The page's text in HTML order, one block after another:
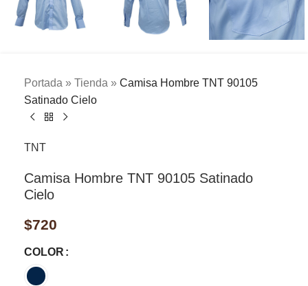
Portada » Tienda » Camisa Hombre TNT 90105
Satinado Cielo
TNT
Camisa Hombre TNT 90105 Satinado
Cielo
$720
COLOR